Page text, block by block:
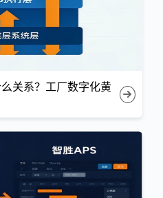
关系？工厂数字化黄